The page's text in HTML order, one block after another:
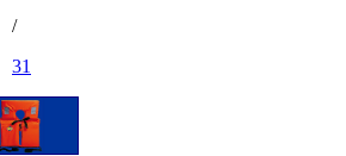
/
31